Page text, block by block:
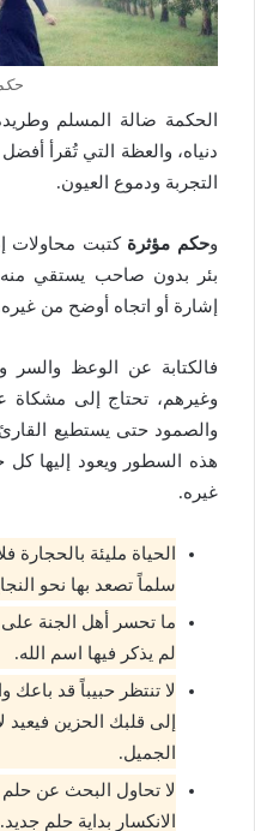
الحكمة ضالة المسلم
دنياه، والعظة التي تُقرأ
التجربة ودموع العيون.
وحكم مؤثرة كتبت
بئر بدون صاحب يستقي
إشارة أو اتجاه أوضح من
فالكتابة عن الوعظ والسر
وغيرهم، تحتاج إلى
والصمود حتى يستطيع
هذه السطور ويعود إليها كل
غيره.
الحياة مليئة بالحجارة
سلماً تصعد بها نحو
ما تحسر أهل الجنة
لم يذكر فيها اسم الله.
لا تنتظر حبيباً قد
إلى قلبك الحزين فيعيد
الجميل.
لا تحاول البحث عن
الانكسار بداية حلم جديد.